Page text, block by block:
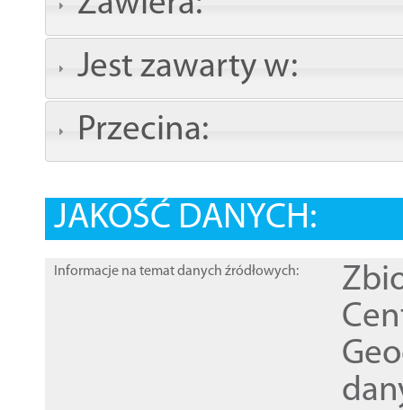
Jest zawarty w:
Przecina:
JAKOŚĆ DANYCH:
Informacje na temat danych źródłowych: